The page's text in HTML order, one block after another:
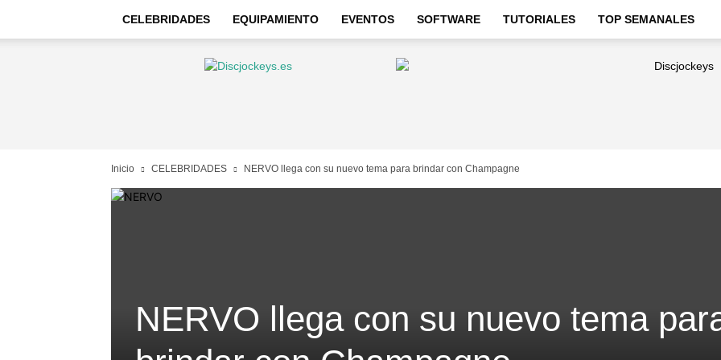
CELEBRIDADES EQUIPAMIENTO EVENTOS SOFTWARE TUTORIALES TOP SEMANALES
Discjockeys
Inicio CELEBRIDADES NERVO llega con su nuevo tema para brindar con Champagne
NERVO llega con su nuevo tema